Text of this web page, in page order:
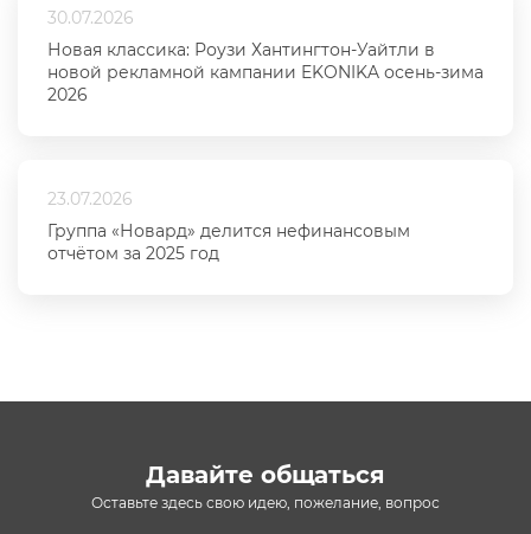
30.07.2026
Новая классика: Роузи Хантингтон-Уайтли в
новой рекламной кампании EKONIKA осень-зима
2026
23.07.2026
Группа «Новард» делится нефинансовым
отчётом за 2025 год
Давайте общаться
Оставьте здесь свою идею, пожелание, вопрос